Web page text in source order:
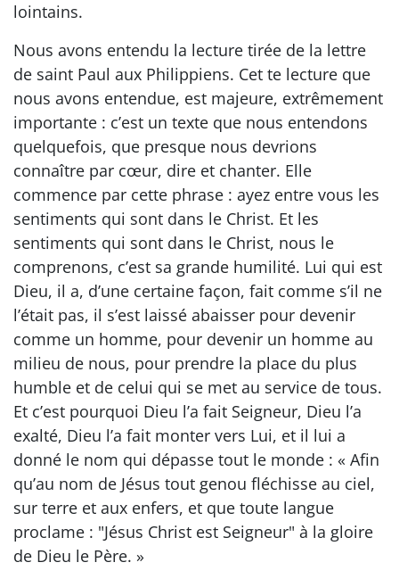
lointains.
Nous avons entendu la lecture tirée de la lettre
de saint Paul aux Philippiens. Cet te lecture que
nous avons entendue, est majeure, extrêmement
importante : c’est un texte que nous entendons
quelquefois, que presque nous devrions
connaître par cœur, dire et chanter. Elle
commence par cette phrase : ayez entre vous les
sentiments qui sont dans le Christ. Et les
sentiments qui sont dans le Christ, nous le
comprenons, c’est sa grande humilité. Lui qui est
Dieu, il a, d’une certaine façon, fait comme s’il ne
l’était pas, il s’est laissé abaisser pour devenir
comme un homme, pour devenir un homme au
milieu de nous, pour prendre la place du plus
humble et de celui qui se met au service de tous.
Et c’est pourquoi Dieu l’a fait Seigneur, Dieu l’a
exalté, Dieu l’a fait monter vers Lui, et il lui a
donné le nom qui dépasse tout le monde : « Afin
qu’au nom de Jésus tout genou fléchisse au ciel,
sur terre et aux enfers, et que toute langue
proclame : "Jésus Christ est Seigneur" à la gloire
de Dieu le Père. »